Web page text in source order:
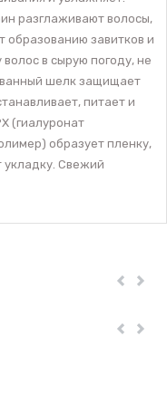
разглаживают волосы,
завитков и
в сырую погоду, не
шелк защищает
питает и
(гиалуронат
образует пленку,
укладку. Свежий
Пред
Пред